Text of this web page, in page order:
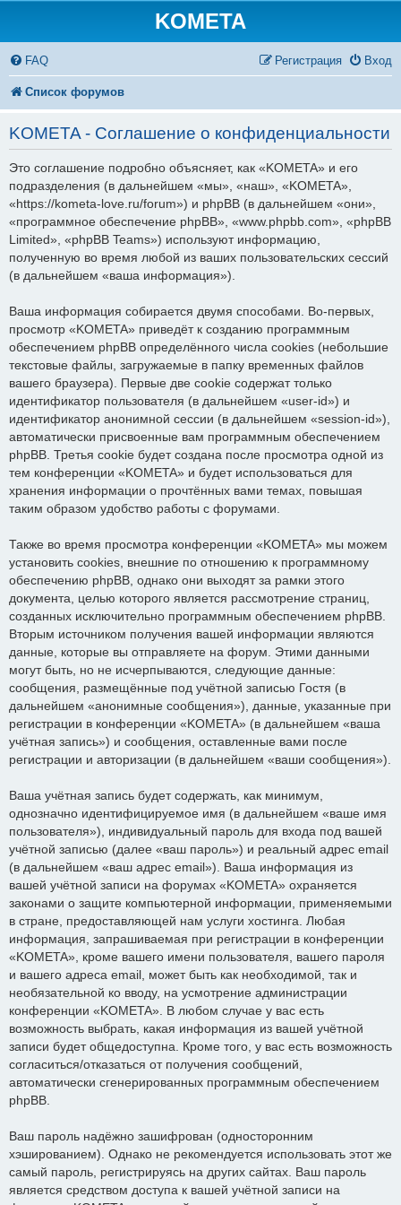
KOMETA
FAQ Вход
Регистрация
Список форумов
KOMETA - Соглашение о конфиденциальности
Это соглашение подробно объясняет, как «KOMETA» и его
подразделения (в дальнейшем «мы», «наш», «KOMETA»,
«https://kometa-love.ru/forum») и phpBB (в дальнейшем «они»,
«программное обеспечение phpBB», «www.phpbb.com», «phpBB
Limited», «phpBB Teams») используют информацию,
полученную во время любой из ваших пользовательских сессий
(в дальнейшем «ваша информация»).
Ваша информация собирается двумя способами. Во-первых,
просмотр «KOMETA» приведёт к созданию программным
обеспечением phpBB определённого числа cookies (небольшие
текстовые файлы, загружаемые в папку временных файлов
вашего браузера). Первые две cookie содержат только
идентификатор пользователя (в дальнейшем «user-id») и
идентификатор анонимной сессии (в дальнейшем «session-id»),
автоматически присвоенные вам программным обеспечением
phpBB. Третья cookie будет создана после просмотра одной из
тем конференции «KOMETA» и будет использоваться для
хранения информации о прочтённых вами темах, повышая
таким образом удобство работы с форумами.
Также во время просмотра конференции «KOMETA» мы можем
установить cookies, внешние по отношению к программному
обеспечению phpBB, однако они выходят за рамки этого
документа, целью которого является рассмотрение страниц,
созданных исключительно программным обеспечением phpBB.
Вторым источником получения вашей информации являются
данные, которые вы отправляете на форум. Этими данными
могут быть, но не исчерпываются, следующие данные:
сообщения, размещённые под учётной записью Гостя (в
дальнейшем «анонимные сообщения»), данные, указанные при
регистрации в конференции «KOMETA» (в дальнейшем «ваша
учётная запись») и сообщения, оставленные вами после
регистрации и авторизации (в дальнейшем «ваши сообщения»).
Ваша учётная запись будет содержать, как минимум,
однозначно идентифицируемое имя (в дальнейшем «ваше имя
пользователя»), индивидуальный пароль для входа под вашей
учётной записью (далее «ваш пароль») и реальный адрес email
(в дальнейшем «ваш адрес email»). Ваша информация из
вашей учётной записи на форумах «KOMETA» охраняется
законами о защите компьютерной информации, применяемыми
в стране, предоставляющей нам услуги хостинга. Любая
информация, запрашиваемая при регистрации в конференции
«KOMETA», кроме вашего имени пользователя, вашего пароля
и вашего адреса email, может быть как необходимой, так и
необязательной ко вводу, на усмотрение администрации
конференции «KOMETA». В любом случае у вас есть
возможность выбрать, какая информация из вашей учётной
записи будет общедоступна. Кроме того, у вас есть возможность
согласиться/отказаться от получения сообщений,
автоматически сгенерированных программным обеспечением
phpBB.
Ваш пароль надёжно зашифрован (односторонним
хэшированием). Однако не рекомендуется использовать этот же
самый пароль, регистрируясь на других сайтах. Ваш пароль
является средством доступа к вашей учётной записи на